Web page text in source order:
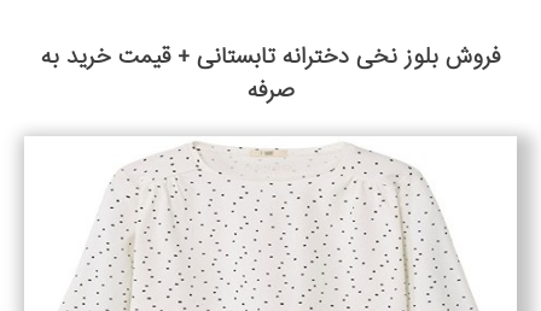
فروش بلوز نخی دخترانه تابستانی + قیمت خرید به
صرفه